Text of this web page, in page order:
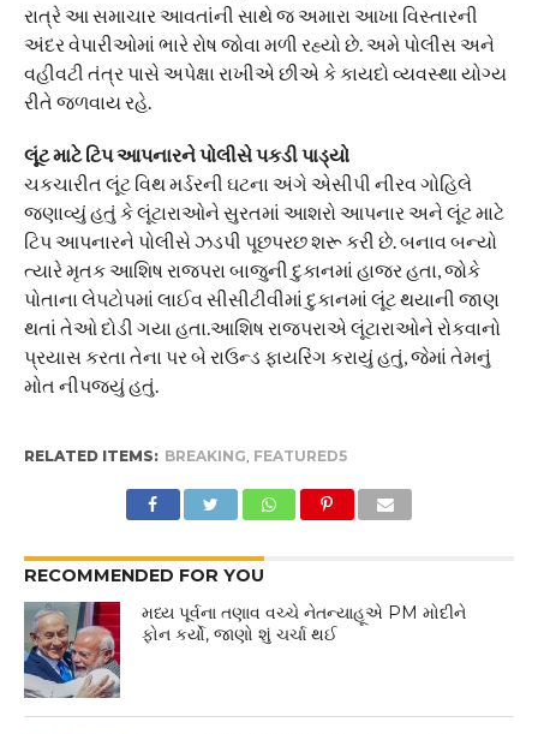
રાત્રે આ સમાચાર આવતાંની સાથે જ અમારા આખા વિસ્તારની
અંદર વેપારીઓમાં ભારે રોષ જોવા મળી રહ્યો છે. અમે પોલીસ અને
વહીવટી તંત્ર પાસે અપેક્ષા રાખીએ છીએ કે કાયદો વ્યવસ્થા યોગ્ય
રીતે જળવાય રહે.
લૂંટ માટે ટિપ આપનારને પોલીસે પકડી પાડ્યો
ચકચારીત લૂંટ વિથ મર્ડરની ઘટના અંગે એસીપી નીરવ ગોહિલે
જણાવ્યું હતું કે લૂંટારાઓને સુરતમાં આશરો આપનાર અને લૂંટ માટે
ટિપ આપનારને પોલીસે ઝડપી પૂછપરછ શરૂ કરી છે. બનાવ બન્યો
ત્યારે મૃતક આશિષ રાજપરા બાજુની દુકાનમાં હાજર હતા, જોકે
પોતાના લેપટોપમાં લાઈવ સીસીટીવીમાં દુકાનમાં લૂંટ થયાની જાણ
થતાં તેઓ દોડી ગયા હતા.આશિષ રાજપરાએ લૂંટારાઓને રોકવાનો
પ્રયાસ કરતા તેના પર બે રાઉન્ડ ફાયરિંગ કરાયું હતું, જેમાં તેમનું
મોત નીપજ્યું હતું.
RELATED ITEMS: BREAKING, FEATURED5
RECOMMENDED FOR YOU
મધ્ય પૂર્વના તણાવ વચ્ચે નેતન્યાહૂએ PM મોદીને
ફોન કર્યો, જાણો શું ચર્ચા થઈ